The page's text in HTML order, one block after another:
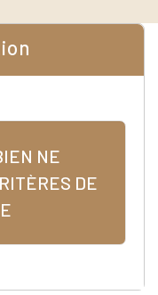
NE
DE